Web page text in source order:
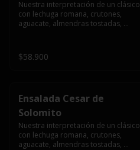
Nuestra interpretación de un clásico
con lechuga romana, crutones,
aguacate, almendras tostadas,
$58.900
Ensalada Cesar de
Solomito
Nuestra interpretación de un clásico
con lechuga romana, crutones,
aguacate, almendras tostadas,